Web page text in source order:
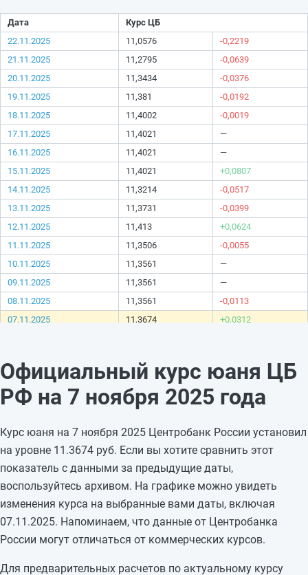
Дата
Курс ЦБ
22.11.2025
11,0576
-0,2219
21.11.2025
11,2795
-0,0639
20.11.2025
11,3434
-0,0376
19.11.2025
11,381
-0,0192
18.11.2025
11,4002
-0,0019
17.11.2025
11,4021
—
16.11.2025
11,4021
—
15.11.2025
11,4021
+0,0807
14.11.2025
11,3214
-0,0517
13.11.2025
11,3731
-0,0399
12.11.2025
11,413
+0,0624
11.11.2025
11,3506
-0,0055
10.11.2025
11,3561
—
09.11.2025
11,3561
—
08.11.2025
11,3561
-0,0113
07.11.2025
11,3674
+0,0312
04.11.2025
11,2449
—
03.11.2025
11,2449
—
11,2449
01.11.2025
11,3408
+0,0456
31.10.2025
11,2952
+0,1245
30.10.2025
11,1707
-0,0214
29.10.2025
11,1921
+0,1273
28.10.2025
11,0648
-0,2431
27.10.2025
11,3079
—
26.10.2025
11,3079
—
Официальный курс юаня ЦБ
РФ на 7 ноября 2025 года
Курс юаня на 7 ноября 2025 Центробанк России установил
на уровне 11.3674 руб. Если вы хотите сравнить этот
показатель с данными за предыдущие даты,
воспользуйтесь архивом. На графике можно увидеть
изменения курса на выбранные вами даты, включая
07.11.2025. Напоминаем, что данные от Центробанка
России могут отличаться от коммерческих курсов.
Для предварительных расчетов по актуальному курсу